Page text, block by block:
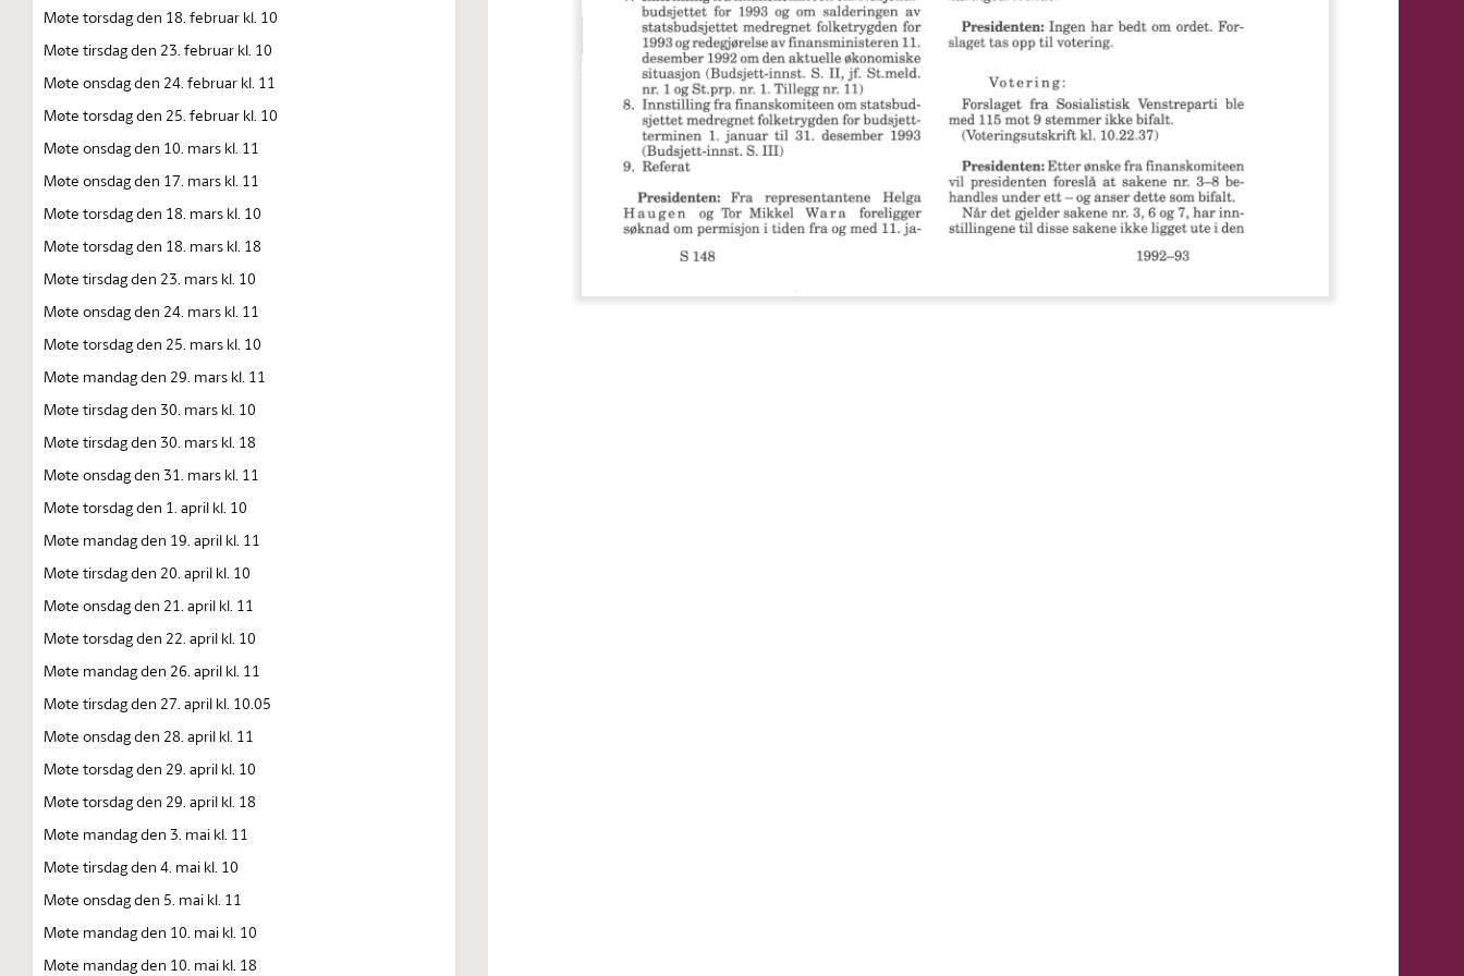
Møte torsdag den 18. februar kl. 10
Møte tirsdag den 23. februar kl. 10
Møte onsdag den 24. februar kl. 11
Møte torsdag den 25. februar kl. 10
Møte onsdag den 10. mars kl. 11
Møte onsdag den 17. mars kl. 11
Møte torsdag den 18. mars kl. 10
Møte torsdag den 18. mars kl. 18
Møte tirsdag den 23. mars kl. 10
Møte onsdag den 24. mars kl. 11
Møte torsdag den 25. mars kl. 10
Møte mandag den 29. mars kl. 11
Møte tirsdag den 30. mars kl. 10
Møte tirsdag den 30. mars kl. 18
Møte onsdag den 31. mars kl. 11
Møte torsdag den 1. april kl. 10
Møte mandag den 19. april kl. 11
Møte tirsdag den 20. april kl. 10
Møte onsdag den 21. april kl. 11
Møte torsdag den 22. april kl. 10
Møte mandag den 26. april kl. 11
Møte tirsdag den 27. april kl. 10.05
Møte onsdag den 28. april kl. 11
Møte torsdag den 29. april kl. 10
Møte torsdag den 29. april kl. 18
Møte mandag den 3. mai kl. 11
Møte tirsdag den 4. mai kl. 10
Møte onsdag den 5. mai kl. 11
Møte mandag den 10. mai kl. 10
Møte mandag den 10. mai kl. 18